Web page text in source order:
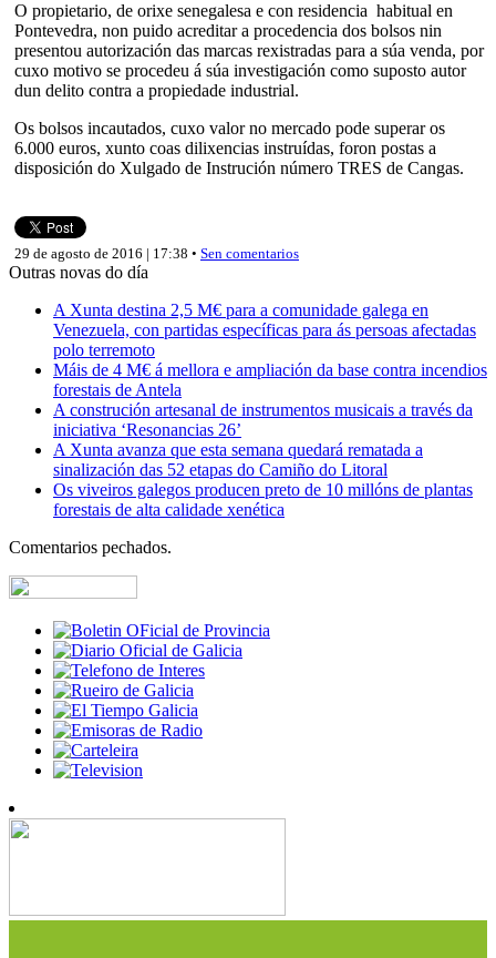
O propietario, de orixe senegalesa e con residencia habitual en
Pontevedra, non puido acreditar a procedencia dos bolsos nin
presentou autorización das marcas rexistradas para a súa venda, por
cuxo motivo se procedeu á súa investigación como suposto autor
dun delito contra a propiedade industrial.
Os bolsos incautados, cuxo valor no mercado pode superar os
6.000 euros, xunto coas dilixencias instruídas, foron postas a
disposición do Xulgado de Instrución número TRES de Cangas.
29 de agosto de 2016 | 17:38 • Sen comentarios
Outras novas do día
A Xunta destina 2,5 M€ para a comunidade galega en
Venezuela, con partidas específicas para ás persoas afectadas
polo terremoto
Máis de 4 M€ á mellora e ampliación da base contra incendios
forestais de Antela
A construción artesanal de instrumentos musicais a través da
iniciativa ‘Resonancias 26’
A Xunta avanza que esta semana quedará rematada a
sinalización das 52 etapas do Camiño do Litoral
Os viveiros galegos producen preto de 10 millóns de plantas
forestais de alta calidade xenética
Comentarios pechados.